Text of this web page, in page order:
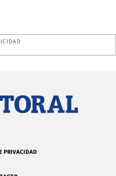
PRIVACIDAD